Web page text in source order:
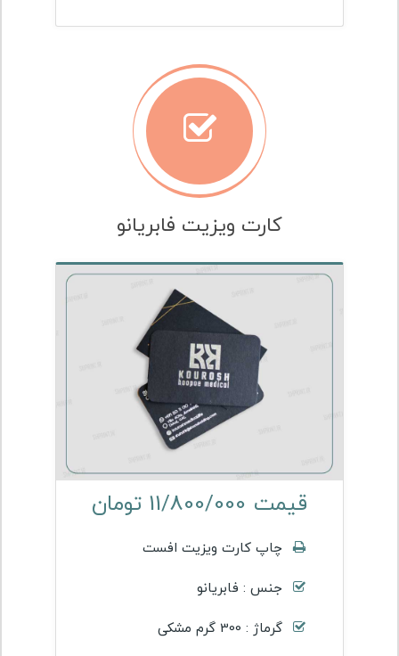
کارت ویزیت فابریانو
قیمت 11/800/000 تومان
چاپ کارت ویزیت افست
جنس : فابریانو
گرماژ : 300 گرم مشکی